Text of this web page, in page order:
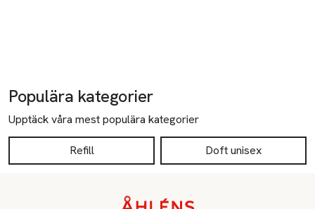
Populära kategorier
Upptäck våra mest populära kategorier
Refill Doft unisex